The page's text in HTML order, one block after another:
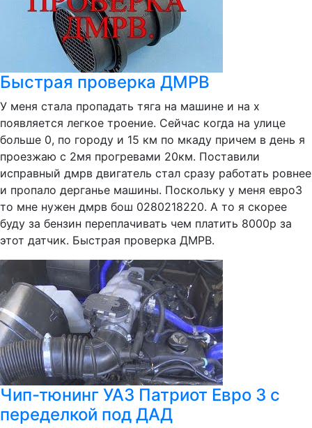
Быстрая проверка ДМРВ
У меня стала пропадать тяга на машине и на х
появляется легкое троение. Сейчас когда на улице
больше 0, по городу и 15 км по мкаду причем в день я
проезжаю с 2мя прогревами 20км. Поставили
исправный дмрв двигатель стал сразу работать ровнее
и пропало дерганье машины. Поскольку у меня евро3
то мне нужен дмрв бош 0280218220. А то я скорее
буду за бензин переплачивать чем платить 8000р за
этот датчик. Быстрая проверка ДМРВ.
Чип-тюнинг УАЗ Патриот Евро 3 с
переделкой под ДАД